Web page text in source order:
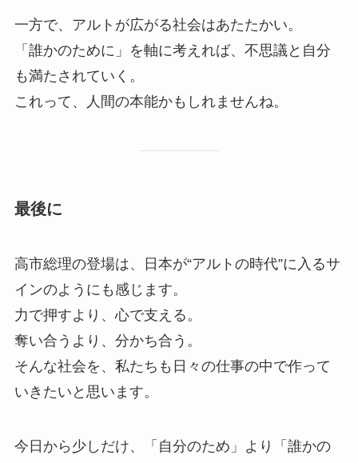
一方で、アルトが広がる社会はあたたかい。
「誰かのために」を軸に考えれば、不思議と自分
も満たされていく。
これって、人間の本能かもしれませんね。
最後に
高市総理の登場は、日本が“アルトの時代”に入るサ
インのようにも感じます。
力で押すより、心で支える。
奪い合うより、分かち合う。
そんな社会を、私たちも日々の仕事の中で作って
いきたいと思います。
今日から少しだけ、「自分のため」より「誰かの